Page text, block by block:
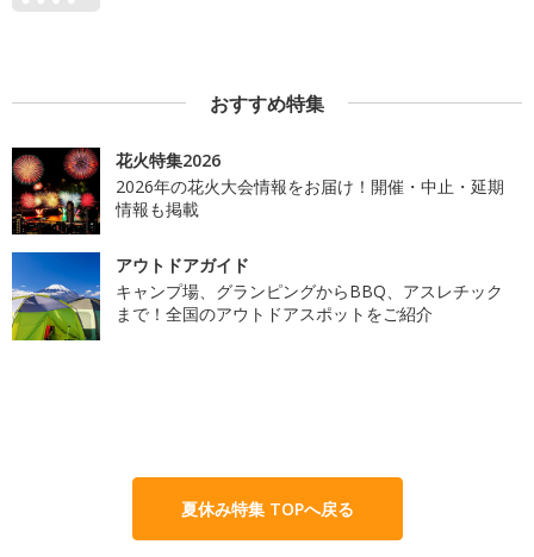
おすすめ特集
花火特集2026
2026年の花火大会情報をお届け！開催・中止・延期
情報も掲載
アウトドアガイド
キャンプ場、グランピングからBBQ、アスレチック
まで！全国のアウトドアスポットをご紹介
夏休み特集 TOPへ戻る